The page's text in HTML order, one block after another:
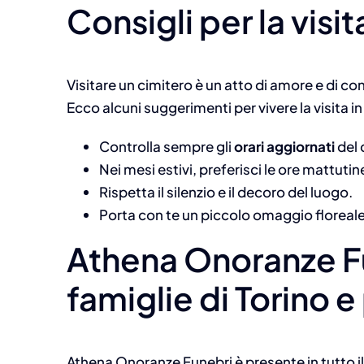
Consigli per la
Visitare un cimitero è un atto di amore e di
Ecco alcuni suggerimenti per vivere la visita
Controlla sempre gliorari aggiornatidel
Nei mesi estivi, preferisci le ore
Rispetta il silenzio e il decoro del luogo.
Porta con te un piccolo omaggio
Athena Onoranze
famiglie di Torino